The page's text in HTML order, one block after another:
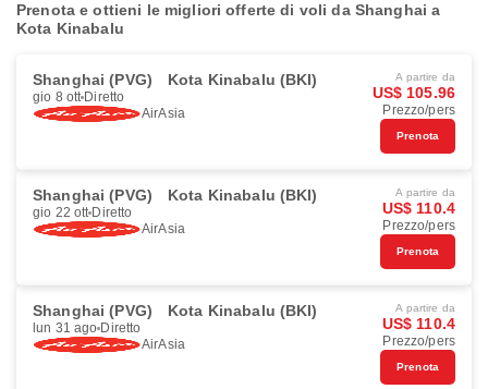
Prenota e ottieni le migliori offerte di voli da Shanghai a
Kota Kinabalu
Shanghai (PVG) Kota Kinabalu (BKI)
gio 8 ott Diretto
AirAsia
A partire da
US$ 105.96
Prezzo/pers
Prenota
Shanghai (PVG) Kota Kinabalu (BKI)
gio 22 ott Diretto
AirAsia
A partire da
US$ 110.4
Prezzo/pers
Prenota
Shanghai (PVG) Kota Kinabalu (BKI)
lun 31 ago Diretto
AirAsia
A partire da
US$ 110.4
Prezzo/pers
Prenota